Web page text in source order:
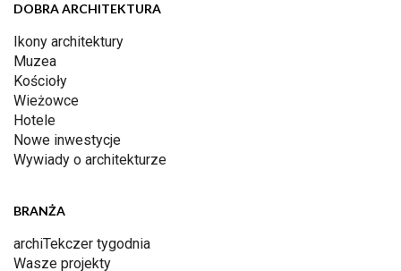
DOBRA ARCHITEKTURA
Ikony architektury
Muzea
Kościoły
Wieżowce
Hotele
Nowe inwestycje
Wywiady o architekturze
BRANŻA
archiTekczer tygodnia
Wasze projekty